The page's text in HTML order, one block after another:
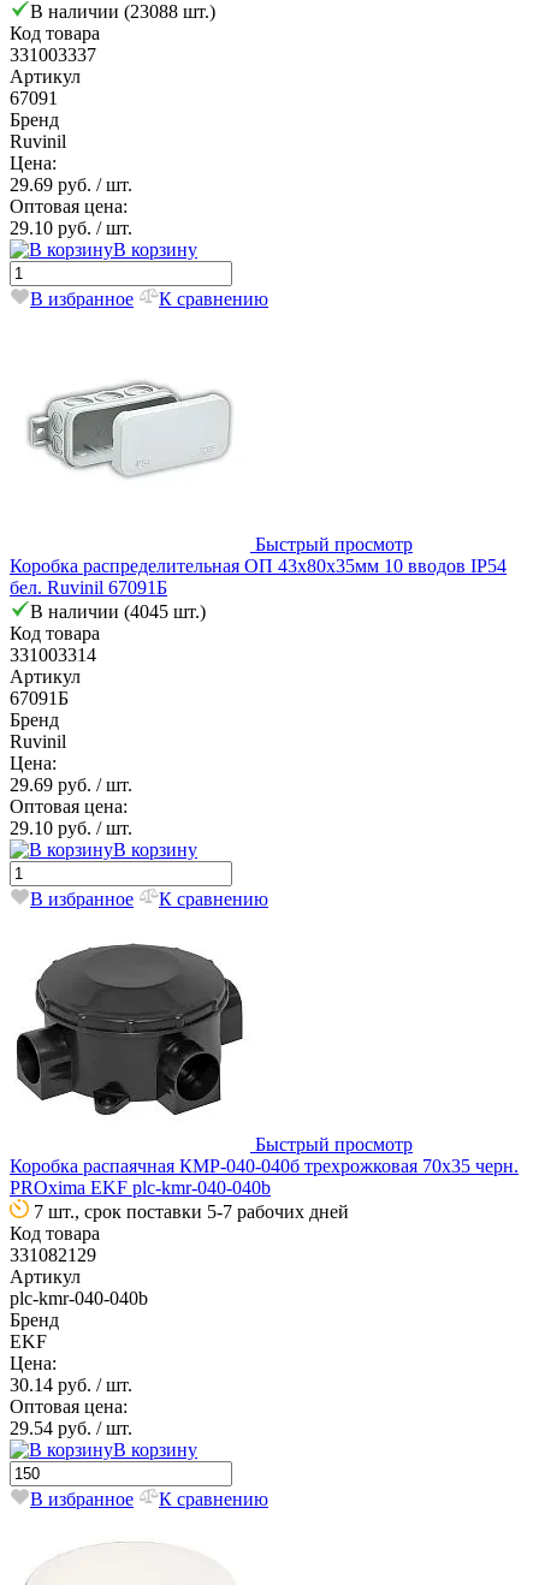
В наличии (23088 шт.)
Код товара
331003337
Артикул
67091
Бренд
Ruvinil
Цена:
29.69 руб. / шт.
Оптовая цена:
29.10 руб. / шт.
В корзину
В избранное К сравнению
Быстрый просмотр
Коробка распределительная ОП 43х80х35мм 10 вводов IP54
бел. Ruvinil 67091Б
В наличии (4045 шт.)
Код товара
331003314
Артикул
67091Б
Бренд
Ruvinil
Цена:
29.69 руб. / шт.
Оптовая цена:
29.10 руб. / шт.
В корзину
В избранное К сравнению
Быстрый просмотр
Коробка распаячная КМР-040-040б трехрожковая 70х35 черн.
PROxima EKF plc-kmr-040-040b
7 шт., срок поставки 5-7 рабочих дней
Код товара
331082129
Артикул
plc-kmr-040-040b
Бренд
EKF
Цена:
30.14 руб. / шт.
Оптовая цена:
29.54 руб. / шт.
В корзину
В избранное К сравнению